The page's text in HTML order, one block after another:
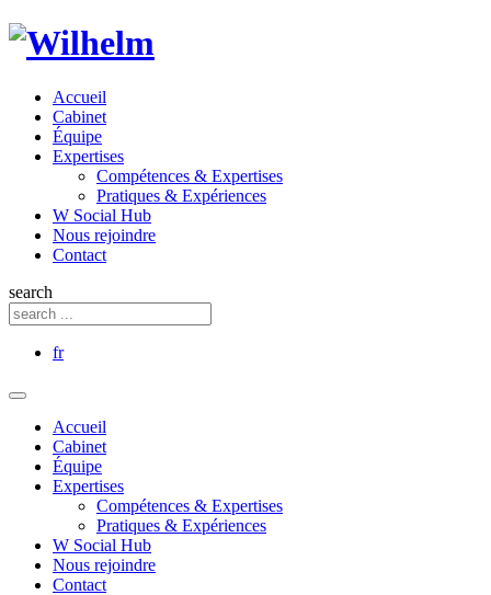
Accueil
Cabinet
Équipe
Expertises
Compétences & Expertises
Pratiques & Expériences
W Social Hub
Nous rejoindre
Contact
search
fr
Accueil
Cabinet
Équipe
Expertises
Compétences & Expertises
Pratiques & Expériences
W Social Hub
Nous rejoindre
Contact